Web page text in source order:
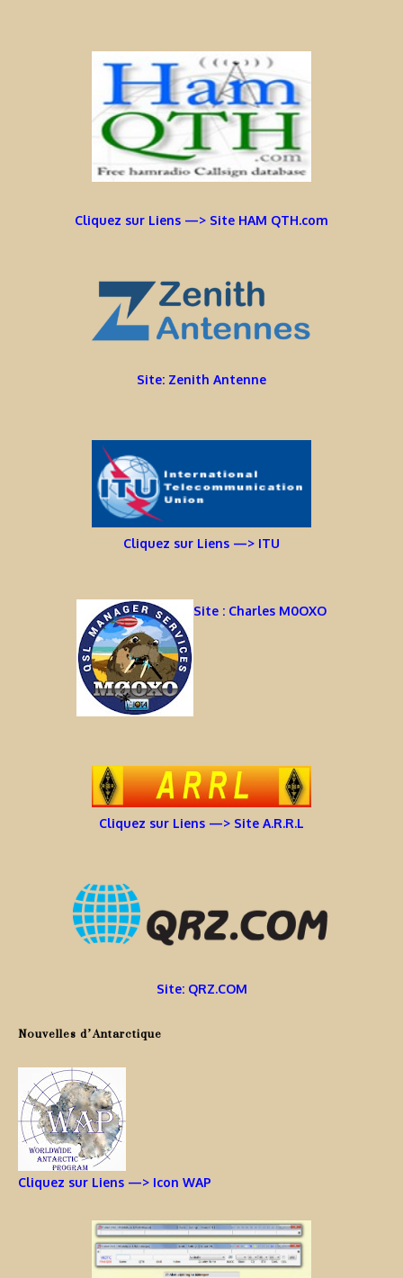
Cliquez sur Liens —> Site HAM QTH.com
Site: Zenith Antenne
Cliquez sur Liens —> ITU
Site : Charles M0OXO
Cliquez sur Liens —> Site A.R.R.L
Site: QRZ.COM
Nouvelles d’Antarctique
Cliquez sur Liens —> Icon WAP